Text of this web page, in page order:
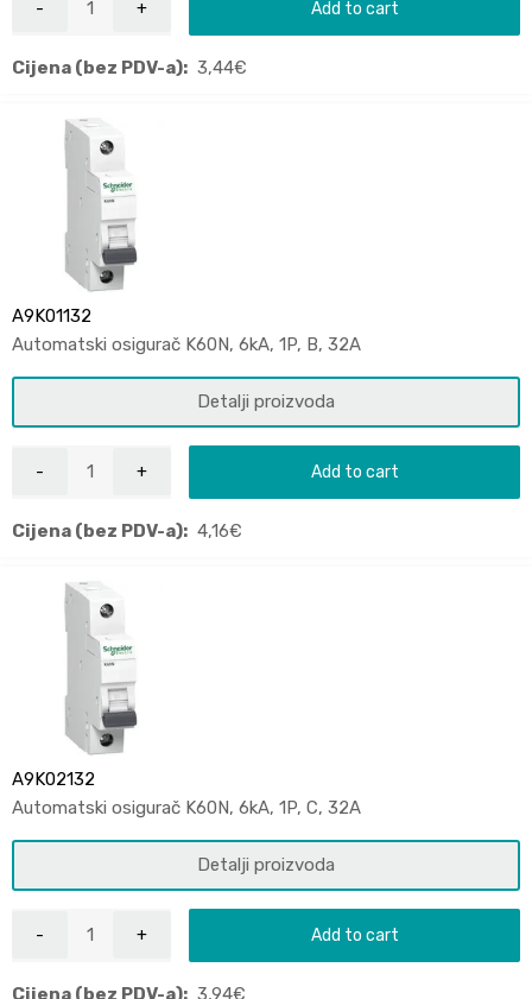
Add to cart
Cijena (bez PDV-a): 3,44€
A9K01132
Automatski osigurač K60N, 6kA, 1P, B, 32A
Detalji proizvoda
Add to cart
Cijena (bez PDV-a): 4,16€
A9K02132
Automatski osigurač K60N, 6kA, 1P, C, 32A
Detalji proizvoda
Add to cart